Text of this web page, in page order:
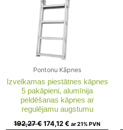
Pontonu Kāpnes
Izvelkamas piestātnes kāpnes
5 pakāpieni, alumīnija
peldēšanas kāpnes ar
regulējamu augstumu
192,27€174,12€ ar 21% PVN